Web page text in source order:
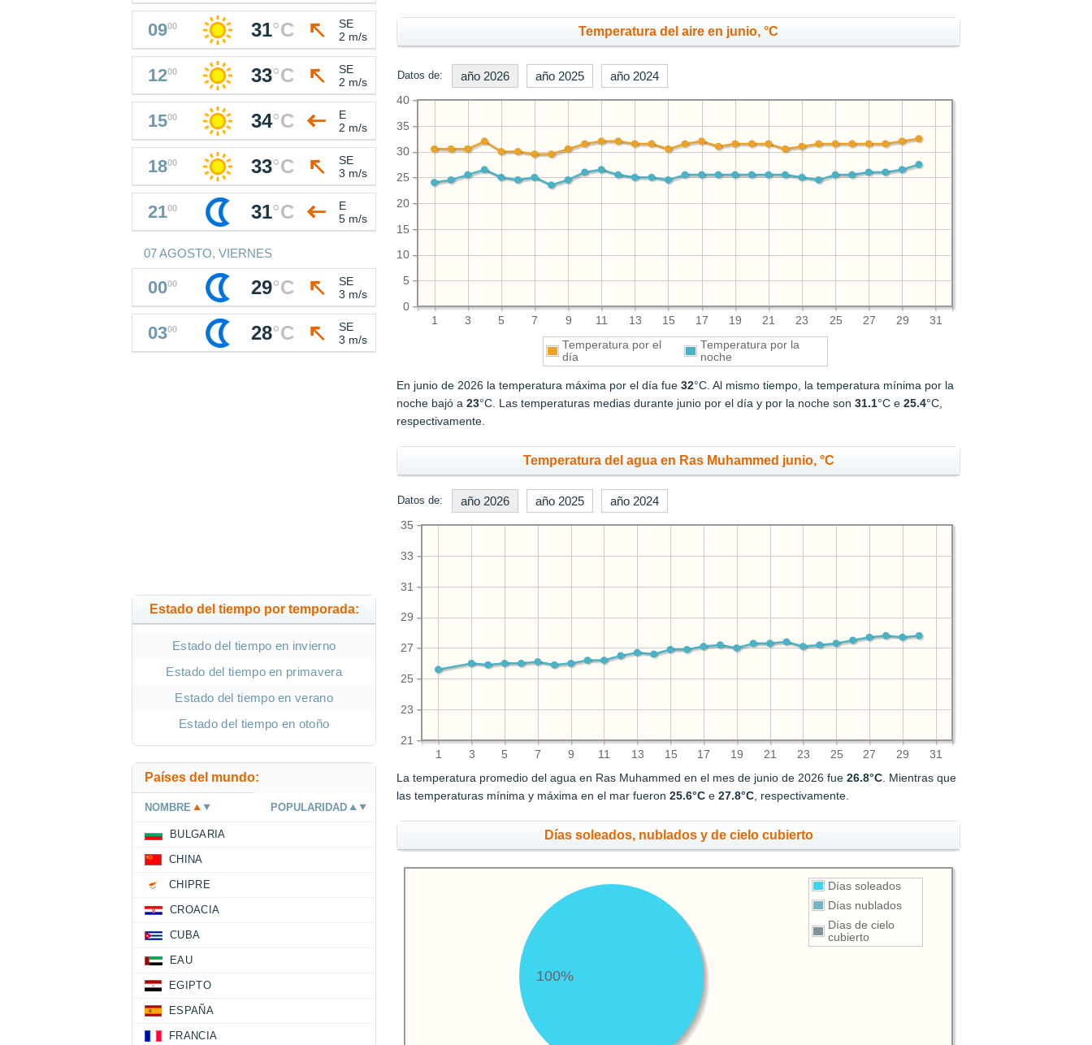
Temperatura del aire en junio, °C
Datos de: año 2026 año 2025 año 2024
1 3 5 7 9 11 13 15 17 19 21 23 25 27 29 31
0
5
10
15
20
25
30
35
40
Temperatura por el
día
Temperatura por la
noche
En junio de 2026 la temperatura máxima por el día fue32°C. Al mismo tiempo, la temperatura mínima por la
noche bajó a23°C. Las temperaturas medias durante junio por el día y por la noche son31.1°C e25.4°C,
respectivamente.
Temperatura del agua en Ras Muhammed junio, °C
Datos de: año 2026 año 2025 año 2024
1 3 5 7 9 11 13 15 17 19 21 23 25 27 29 31
21
23
25
27
29
31
33
35
La temperatura promedio del agua en Ras Muhammed en el mes de junio de 2026 fue26.8°C. Mientras que
las temperaturas mínima y máxima en el mar fueron25.6°C e27.8°C, respectivamente.
Días soleados, nublados y de cielo cubierto
Días soleados
Días nublados
Días de cielo
cubierto
100%
0900 31°C
SE
2 m/s
1200 33°C
SE
2 m/s
1500 34°C
E
2 m/s
1800 33°C
SE
3 m/s
2100 31°C
E
5 m/s
07 AGOSTO, VIERNES
0000 29°C
SE
3 m/s
0300 28°C
SE
3 m/s
Estado del tiempo por temporada:
Estado del tiempo en invierno
Estado del tiempo en primavera
Estado del tiempo en verano
Estado del tiempo en otoño
Países del mundo:
NOMBRE POPULARIDAD
BULGARIA
CHINA
CHIPRE
CROACIA
CUBA
EAU
EGIPTO
ESPAÑA
FRANCIA